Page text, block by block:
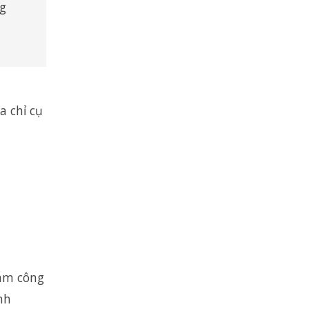
chỉ cụ
công